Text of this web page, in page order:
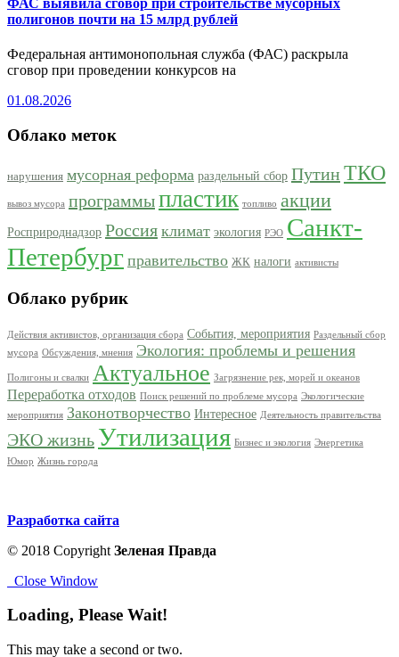
полигонов почти на 15 млрд рублей
Федеральная антимонопольная служба (ФАС) раскрыла
сговор при проведении конкурсов на
01.08.2026
Облако меток
нарушения мусорная реформа раздельный сбор Путин ТКО
вывоз мусора программыпластик топливо акции
Росприроднадзор Россия климат экология РЭО Санкт-
Петербург правительство ЖК налоги активисты
Облако рубрик
Действия активистов, организация сбора События, мероприятия Раздельный сбор
мусора Обсуждения, мнения Экология: проблемы и решения
Полигоны и свалки Актуальное Загрязнение рек, морей и океанов
Переработка отходов Поиск решений по проблеме мусора Экологические
мероприятия Законотворчество Интересное Деятельность правительства
ЭКО жизнь Утилизация Бизнес и экология Энергетика
Юмор Жизнь города
Разработка сайта
© 2018 Copyright Зеленая Правда
Close Window
Loading, Please Wait!
This may take a second or two.